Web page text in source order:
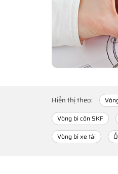
Hiển thị theo:
Vòng bi côn SKF
Vòng bi xe tải